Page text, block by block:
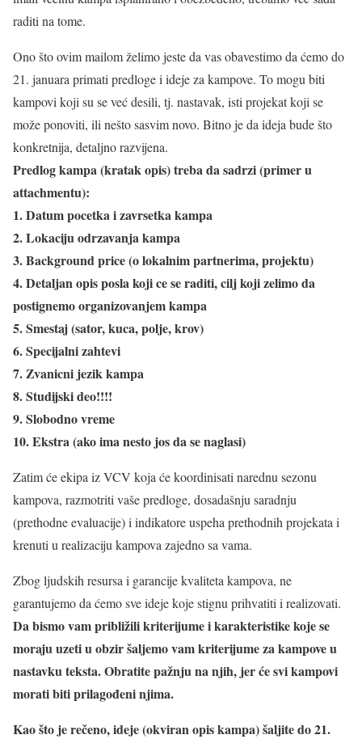
raditi na tome.
Ono što ovim mailom želimo jeste da vas obavestimo da ćemo do
21. januara primati predloge i ideje za kampove. To mogu biti
kampovi koji su se već desili, tj. nastavak, isti projekat koji se
može ponoviti, ili nešto sasvim novo. Bitno je da ideja bude što
konkretnija, detaljno razvijena.
Predlog kampa (kratak opis) treba da sadrzi (primer u
attachmentu):
1. Datum pocetka i zavrsetka kampa
2. Lokaciju odrzavanja kampa
3. Background price (o lokalnim partnerima, projektu)
4. Detaljan opis posla koji ce se raditi, cilj koji zelimo da
postignemo organizovanjem kampa
5. Smestaj (sator, kuca, polje, krov)
6. Specijalni zahtevi
7. Zvanicni jezik kampa
8. Studijski deo!!!!
9. Slobodno vreme
10. Ekstra (ako ima nesto jos da se naglasi)
Zatim će ekipa iz VCV koja će koordinisati narednu sezonu
kampova, razmotriti vaše predloge, dosadašnju saradnju
(prethodne evaluacije) i indikatore uspeha prethodnih projekata i
krenuti u realizaciju kampova zajedno sa vama.
Zbog ljudskih resursa i garancije kvaliteta kampova, ne
garantujemo da ćemo sve ideje koje stignu prihvatiti i realizovati.
Da bismo vam približili kriterijume i karakteristike koje se
moraju uzeti u obzir šaljemo vam kriterijume za kampove u
nastavku teksta. Obratite pažnju na njih, jer će svi kampovi
morati biti prilagođeni njima.
Kao što je rečeno, ideje (okviran opis kampa) šaljite do 21.